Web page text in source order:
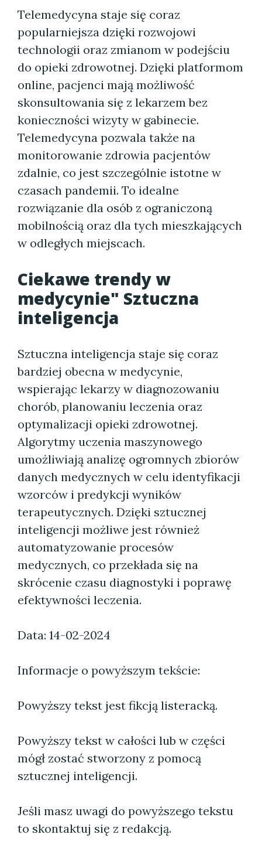
Telemedycyna staje się coraz
popularniejsza dzięki rozwojowi
technologii oraz zmianom w podejściu
do opieki zdrowotnej. Dzięki platformom
online, pacjenci mają możliwość
skonsultowania się z lekarzem bez
konieczności wizyty w gabinecie.
Telemedycyna pozwala także na
monitorowanie zdrowia pacjentów
zdalnie, co jest szczególnie istotne w
czasach pandemii. To idealne
rozwiązanie dla osób z ograniczoną
mobilnością oraz dla tych mieszkających
w odległych miejscach.
Ciekawe trendy w
medycynie" Sztuczna
inteligencja
Sztuczna inteligencja staje się coraz
bardziej obecna w medycynie,
wspierając lekarzy w diagnozowaniu
chorób, planowaniu leczenia oraz
optymalizacji opieki zdrowotnej.
Algorytmy uczenia maszynowego
umożliwiają analizę ogromnych zbiorów
danych medycznych w celu identyfikacji
wzorców i predykcji wyników
terapeutycznych. Dzięki sztucznej
inteligencji możliwe jest również
automatyzowanie procesów
medycznych, co przekłada się na
skrócenie czasu diagnostyki i poprawę
efektywności leczenia.
Data: 14-02-2024
Informacje o powyższym tekście:
Powyższy tekst jest fikcją listeracką.
Powyższy tekst w całości lub w części
mógł zostać stworzony z pomocą
sztucznej inteligencji.
Jeśli masz uwagi do powyższego tekstu
to skontaktuj się z redakcją.